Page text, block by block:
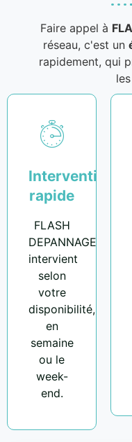
Faire appel à
réseau, c'est un
rapidement, qui
Intervention
rapide
FLASH
DEPANNAGE
intervient
selon
votre
disponibilité,
en
semaine
ou le
week-
end.